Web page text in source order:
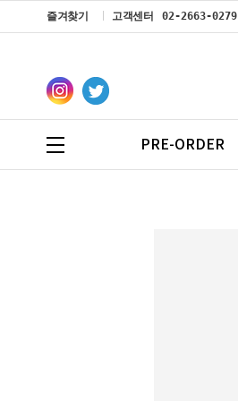
즐겨찾기 고객센터 02-2663-0279
PRE-ORDER